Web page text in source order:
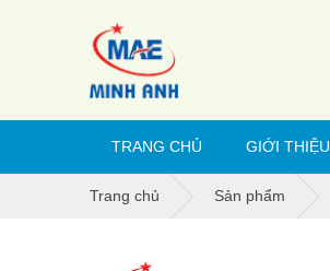
TRANG CHỦ GIỚI THIỆU
Trang chủ Sản phẩm